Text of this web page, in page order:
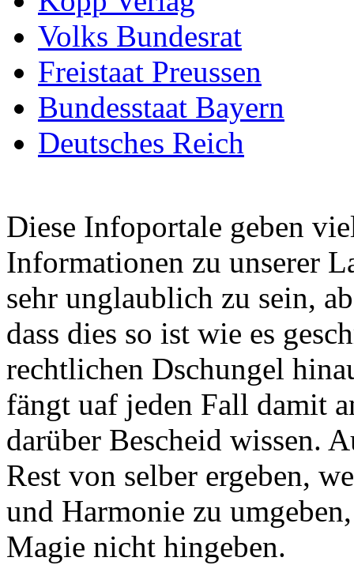
Volks Bundesrat
Freistaat Preussen
Bundesstaat Bayern
Deutsches Reich
Diese Infoportale geben
Informationen zu unserer
sehr unglaublich zu sein,
dass dies so ist wie es
rechtlichen Dschungel
fängt uaf jeden Fall damit
darüber Bescheid wissen.
Rest von selber ergeben,
und Harmonie zu
Magie nicht hingeben.